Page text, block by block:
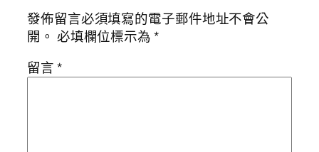
發佈留言必須填寫的電子郵件地址不會公
開。 必填欄位標示為*
留言*